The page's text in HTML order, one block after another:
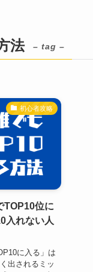
法 – tag –
初心者攻略
TOP10位に
入れない人
に入る」は
出されるミッ